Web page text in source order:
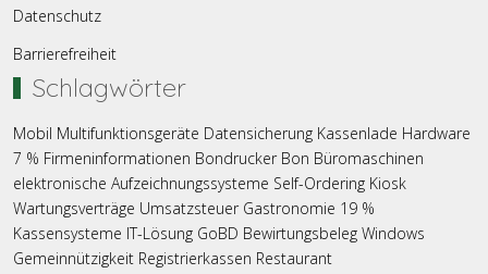
Datenschutz
Barrierefreiheit
Schlagwörter
Mobil Multifunktionsgeräte Datensicherung Kassenlade Hardware
7 % Firmeninformationen Bondrucker Bon Büromaschinen
elektronische Aufzeichnungssysteme Self-Ordering Kiosk
Wartungsverträge Umsatzsteuer Gastronomie 19 %
Kassensysteme IT-Lösung GoBD Bewirtungsbeleg Windows
Gemeinnützigkeit Registrierkassen Restaurant